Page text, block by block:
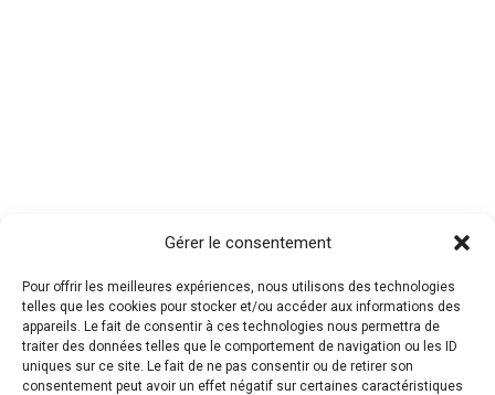
Gérer le consentement
Pour offrir les meilleures expériences, nous utilisons des technologies
telles que les cookies pour stocker et/ou accéder aux informations des
appareils. Le fait de consentir à ces technologies nous permettra de
traiter des données telles que le comportement de navigation ou les ID
uniques sur ce site. Le fait de ne pas consentir ou de retirer son
consentement peut avoir un effet négatif sur certaines caractéristiques